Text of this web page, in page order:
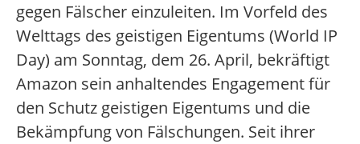
gegen Fälscher einzuleiten. Im Vorfeld des
Welttags des geistigen Eigentums (World IP
Day) am Sonntag, dem 26. April, bekräftigt
Amazon sein anhaltendes Engagement für
den Schutz geistigen Eigentums und die
Bekämpfung von Fälschungen. Seit ihrer